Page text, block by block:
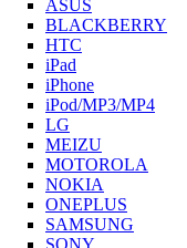
ASUS
BLACKBERRY
HTC
iPad
iPhone
iPod/MP3/MP4
LG
MEIZU
MOTOROLA
NOKIA
ONEPLUS
SAMSUNG
SONY